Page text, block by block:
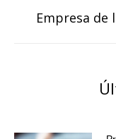
Empresa